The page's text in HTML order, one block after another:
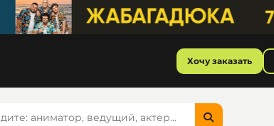
Хочу заказать